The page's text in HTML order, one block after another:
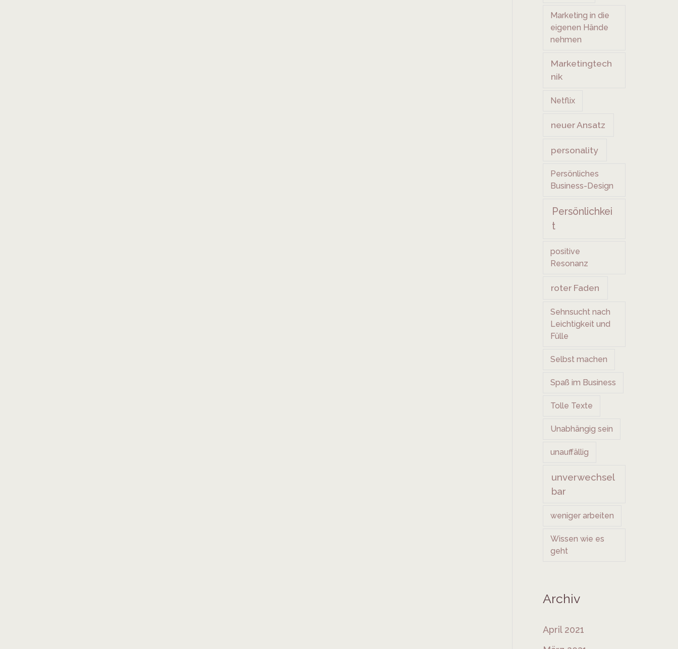
Marketing in die
eigenen Hände
nehmen
Marketingtech
nik
Netflix
neuer Ansatz
personality
Persönliches
Business-Design
Persönlichkei
t
positive
Resonanz
roter Faden
Sehnsucht nach
Leichtigkeit und
Fülle
Selbst machen
Spaß im Business
Tolle Texte
Unabhängig sein
unauffällig
unverwechsel
bar
weniger arbeiten
Wissen wie es
geht
Archiv
April 2021